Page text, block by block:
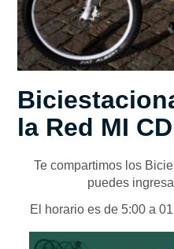
la Red MI
Te compartimos los
puedes
El horario es de 5:00 a